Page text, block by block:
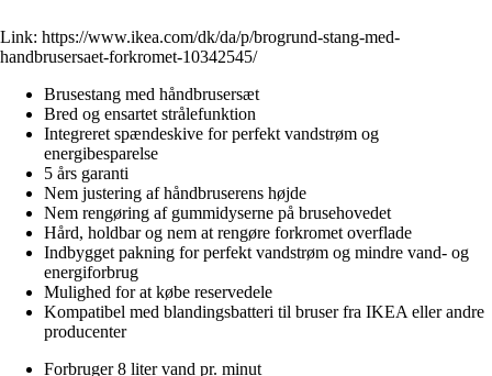
Link: https://www.ikea.com/dk/da/p/brogrund-stang-med-
handbrusersaet-forkromet-10342545/
Brusestang med håndbrusersæt
Bred og ensartet strålefunktion
Integreret spændeskive for perfekt vandstrøm og
energibesparelse
5 års garanti
Nem justering af håndbruserens højde
Nem rengøring af gummidyserne på brusehovedet
Hård, holdbar og nem at rengøre forkromet overflade
Indbygget pakning for perfekt vandstrøm og mindre vand- og
energiforbrug
Mulighed for at købe reservedele
Kompatibel med blandingsbatteri til bruser fra IKEA eller andre
producenter
Forbruger 8 liter vand pr. minut